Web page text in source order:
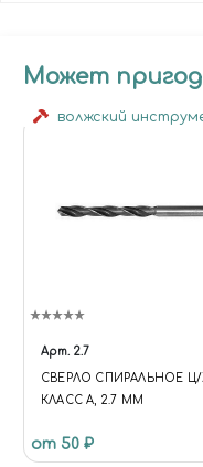
Может
волжский
Арт. 2.7
СВЕРЛО СПИРАЛЬНОЕ Ц/
КЛАСС А, 2.7 ММ
от 50 ₽